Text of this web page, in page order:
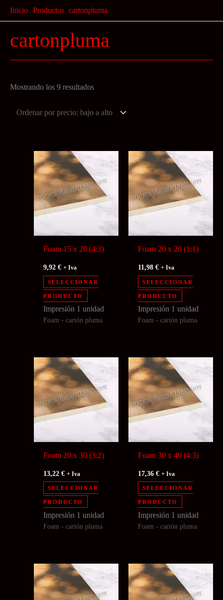
al
Inicio Productos cartonpluma
cartonpluma
Mostrando los 9 resultadosOrdenado
precio:
Foam 15 x 20 (4:3)
9,92€ + Iva
SELECCIONAR
PRODUCTO
Impresión 1 unidad
Foam - cartón pluma
Foam 20 x 20 (1:1)
11,98€ + Iva
SELECCIONAR
PRODUCTO
Impresión 1 unidad
Foam - cartón pluma
Foam 20 x 30 (3:2)
13,22€ + Iva
SELECCIONAR
PRODUCTO
Impresión 1 unidad
Foam - cartón pluma
Foam 30 x 40 (4:3)
17,36€ + Iva
SELECCIONAR
PRODUCTO
Impresión 1 unidad
Foam - cartón pluma